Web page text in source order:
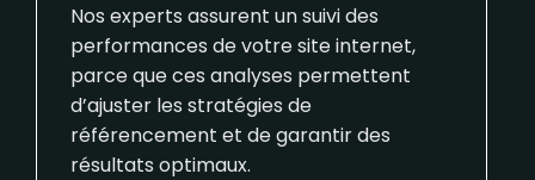
Nos experts assurent un suivi des
performances de votre site internet,
parce que ces analyses permettent
d’ajuster les stratégies de
référencement et de garantir des
résultats optimaux.